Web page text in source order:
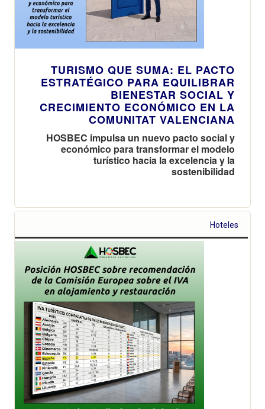
TURISMO QUE SUMA: EL PACTO
ESTRATÉGICO PARA EQUILIBRAR
BIENESTAR SOCIAL Y
CRECIMIENTO ECONÓMICO EN LA
COMUNITAT VALENCIANA
HOSBEC impulsa un nuevo pacto social y
económico para transformar el modelo
turístico hacia la excelencia y la
sostenibilidad
Hoteles